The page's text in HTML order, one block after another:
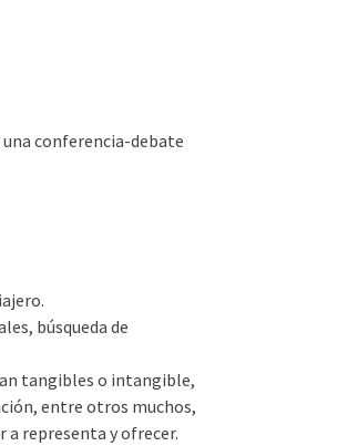
una conferencia-debate
búsqueda de
tangibles o intangible,
entre otros muchos,
a representa y ofrecer.